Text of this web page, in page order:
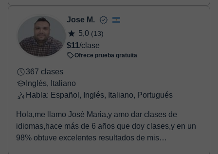
Jose M.
5,0 (13)
$11/clase
Ofrece prueba gratuita
367 clases
Inglés, Italiano
Habla: Español, Inglés, Italiano, Portugués
Hola,me llamo José Maria,y amo dar clases de
idiomas,hace más de 6 años que doy clases,y en un
98% obtuve excelentes resultados de mis